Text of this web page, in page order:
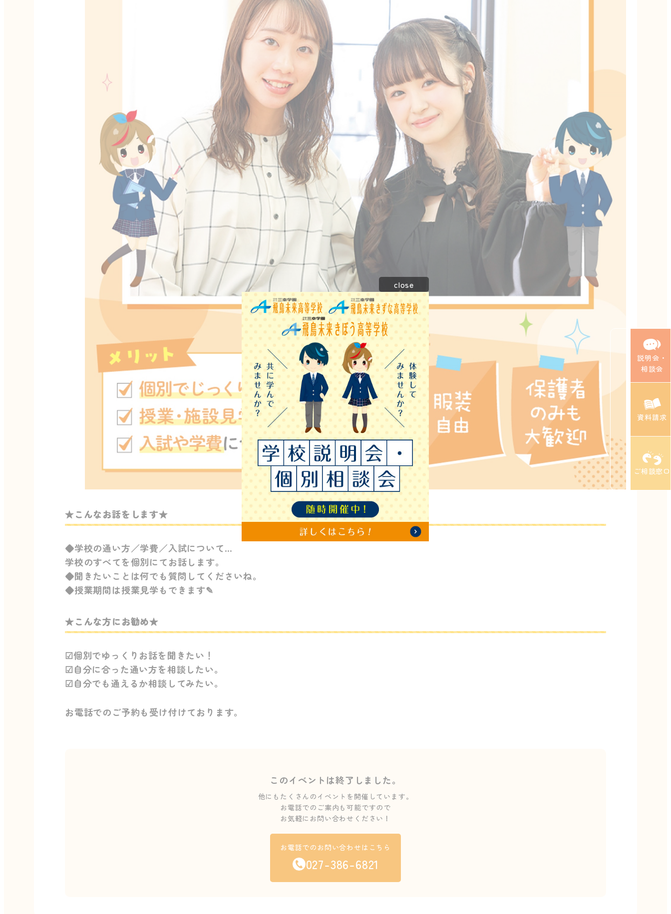
★こんなお話をします★
◆学校の通い方／学費／入試について…
学校のすべてを個別にてお話します。
◆聞きたいことは何でも質問してくださいね。
◆授業期間は授業見学もできます✎
★こんな方にお勧め★
☑個別でゆっくりお話を聞きたい！
☑自分に合った通い方を相談したい。
☑自分でも通えるか相談してみたい。
お電話でのご予約も受け付けております。
このイベントは終了しました。
他にもたくさんのイベントを開催しています。
お電話でのご案内も可能ですので
お気軽にお問い合わせください！
お電話でのお問い合わせはこちら
027-386-6821
説明会・
相談会
資料請求
ご相談窓口
close